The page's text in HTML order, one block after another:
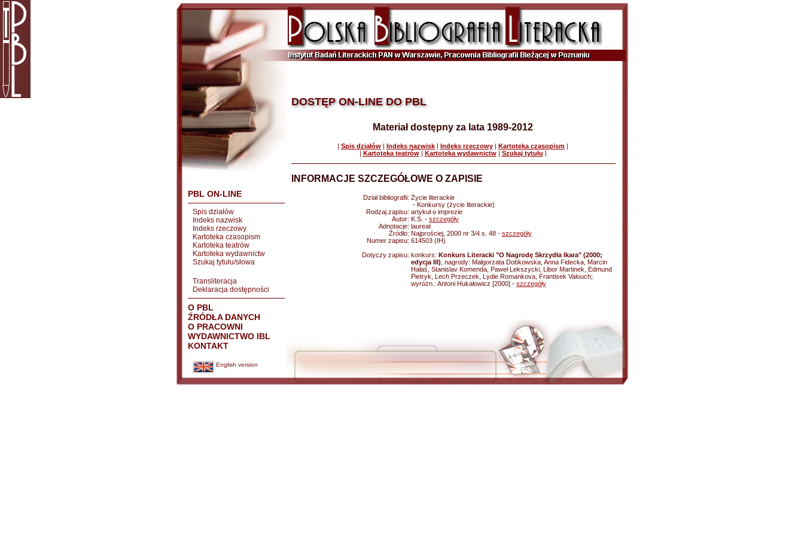
PBL ON-LINE
Spis działów
Indeks nazwisk
Indeks rzeczowy
Kartoteka czasopism
Kartoteka teatrów
Kartoteka wydawnictw
Szukaj tytułu/słowa
Transliteracja
Deklaracja dostępności
O PBL
ŹRÓDŁA DANYCH
O PRACOWNI
WYDAWNICTWO IBL
KONTAKT
English version
DOSTĘP ON-LINE DO PBL
Materiał dostępny za lata 1989-2012
| Spis działów | Indeks nazwisk | Indeks rzeczowy | Kartoteka czasopism |
| Kartoteka teatrów| Kartoteka wydawnictw| Szukaj tytułu |
INFORMACJE SZCZEGÓŁOWE O ZAPISIE
Dział bibliografii: Życie literackie
- Konkursy (życie literackie)
Rodzaj zapisu: artykuł o imprezie
Autor: K.S. - szczegóły
Adnotacje: laureat
Źródło: Najprościej, 2000 nr 3/4 s. 48 - szczegóły
Numer zapisu: 614503 (IH)
Dotyczy zapisu: konkurs: Konkurs Literacki "O Nagrodę Skrzydła Ikara" (2000;
edycja III) , nagrody: Małgorzata Dobkowska, Anna Fidecka, Marcin
Hałaś, Stanislav Komenda, Paweł Lekszycki, Libor Martinek, Edmund
Pietryk, Lech Przeczek, Lydie Romankova, Frantisek Valouch;
wyróżn.: Antoni Hukałowicz [2000] - szczegóły